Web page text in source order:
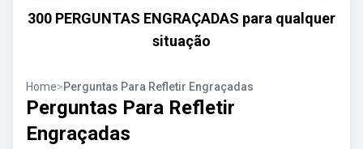
300 PERGUNTAS ENGRAÇADAS para qualquer
situação
Home>Perguntas Para Refletir Engraçadas
Perguntas Para Refletir
Engraçadas